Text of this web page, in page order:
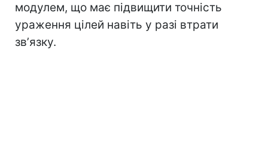
модулем, що має підвищити точність
ураження цілей навіть у разі втрати
звʼязку.